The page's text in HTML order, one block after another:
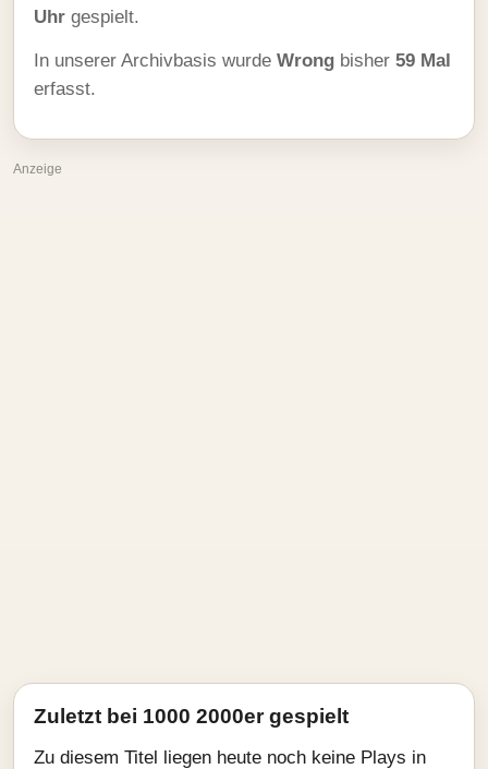
Uhr gespielt.
In unserer Archivbasis wurde Wrong bisher 59 Mal
erfasst.
Anzeige
Zuletzt bei 1000 2000er gespielt
Zu diesem Titel liegen heute noch keine Plays in